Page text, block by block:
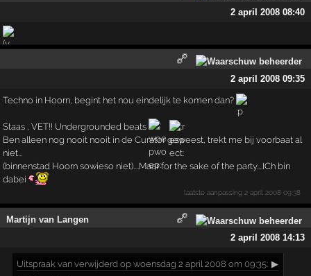
2 april 2008 08:40
2 april 2008 09:35
Techno in Hoorn, begint het nou eindelijk te komen dan?
Staas , VET!! Undergrounded beats
Ben alleen nog nooit nooit in de Curator geweest, trekt me bij voorbaat al
niet...
(binnenstad Hoorn sowieso niet)....Maar for the sake of the party....ICh bin
dabei
laatste aanpassing 2 april 2008 09:38
Martijn van Langen
2 april 2008 14:13
Uitspraak van verwijderd op woensdag 2 april 2008 om 09:35: ▶